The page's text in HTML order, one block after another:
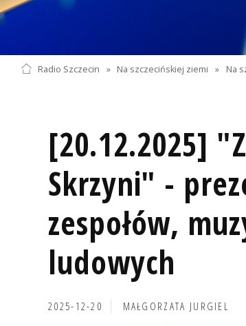
Radio Szczecin » Na szczecińskiej ziemi » Na
[20.12.2025]
Skrzyni" -
zespołów,
ludowych
2025-12-20 MAŁGORZATA JURGIEL